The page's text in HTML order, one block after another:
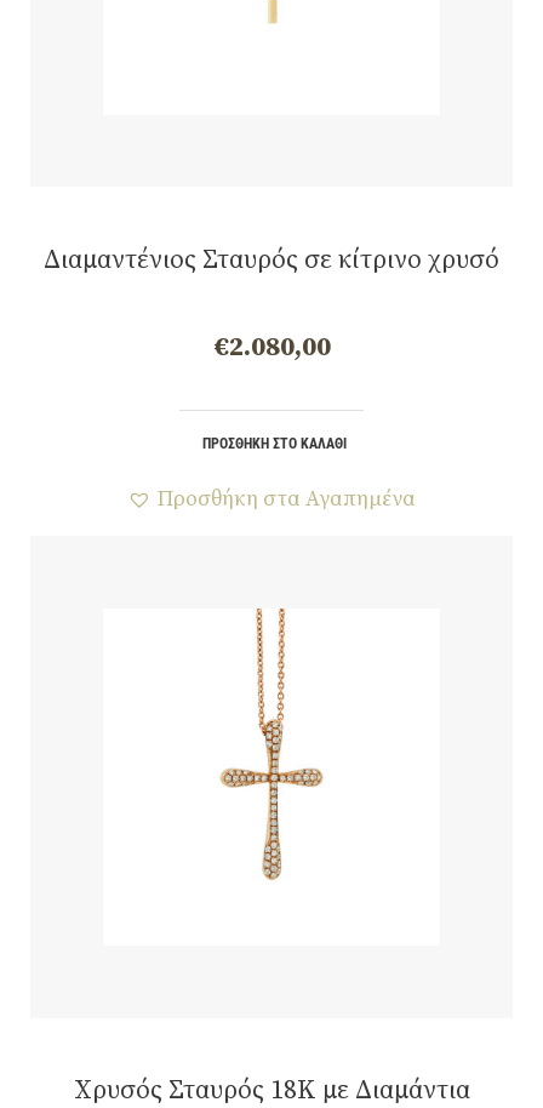
Διαμαντένιος Σταυρός σε κίτρινο χρυσό
€2.080,00
ΠΡΟΣΘΉΚΗ ΣΤΟ ΚΑΛΆΘΙ
Προσθήκη στα Αγαπημένα
Χρυσός Σταυρός 18Κ με Διαμάντια